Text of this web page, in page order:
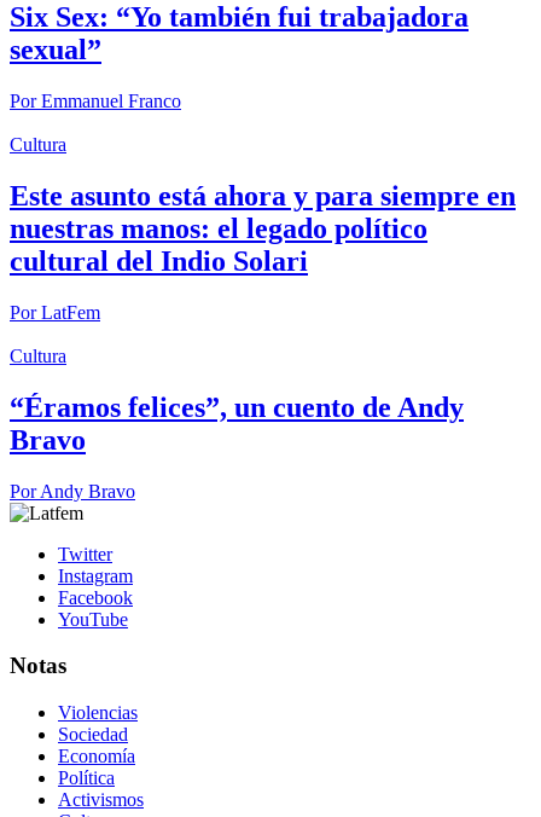
Six Sex: “Yo también fui trabajadora
sexual”
PorEmmanuel Franco
Cultura
Este asunto está ahora y para siempre en
nuestras manos: el legado político
cultural del Indio Solari
PorLatFem
Cultura
“Éramos felices”, un cuento de Andy
Bravo
PorAndy Bravo
Twitter
Instagram
Facebook
YouTube
Notas
Violencias
Sociedad
Economía
Política
Activismos